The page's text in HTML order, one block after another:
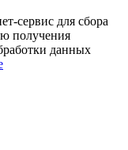
сервис для сбора
получения
данных